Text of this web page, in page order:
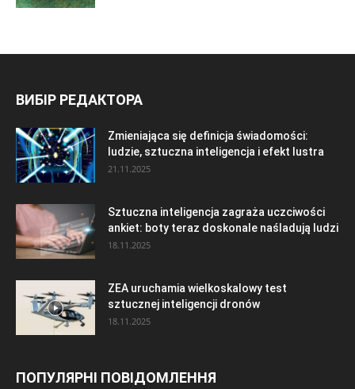
ВИБІР РЕДАКТОРА
Zmieniająca się definicja świadomości:
ludzie, sztuczna inteligencja i efekt lustra
21.11.2025
Sztuczna inteligencja zagraża uczciwości
ankiet: boty teraz doskonale naśladują ludzi
18.11.2025
ZEA uruchamia wielkoskalowy test
sztucznej inteligencji dronów
18.11.2025
ПОПУЛЯРНІ ПОВІДОМЛЕННЯ